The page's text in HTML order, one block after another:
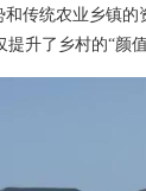
传统农业乡镇
升了乡村的“颜